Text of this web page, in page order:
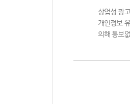
상업성 광
개인정보
의해 통보